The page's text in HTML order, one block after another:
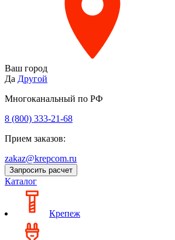
Ваш город
Да Другой
Многоканальный по РФ
8 (800) 333‑21-68
Прием заказов:
zakaz@krepcom.ru
Запросить расчет
Каталог
Крепеж